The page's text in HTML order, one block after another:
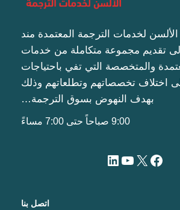
لخدمات الترجمة المعتمدة مند
تقديم مجموعة متكاملة من خدمات
والمتخصصة التي تفي باحتياجات
اختلاف تخصصاتهم وتطلعاتهم وذلك
بهدف النهوض بسوق الترجمة…
اتصل بنا